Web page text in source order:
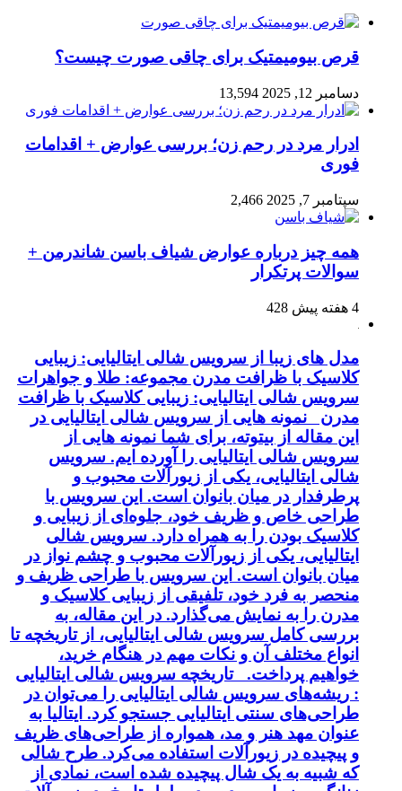
قرص بیومیمتیک برای چاقی صورت چیست؟
دسامبر 12, 2025 13,594
ادرار مرد در رحم زن؛ بررسی عوارض + اقدامات
فوری
سپتامبر 7, 2025 2,466
همه چیز درباره عوارض شیاف باسن شاندرمن +
سوالات پرتکرار
4 هفته پیش 428
مدل های زیبا از سرویس شالی ایتالیایی: زیبایی
کلاسیک با ظرافت مدرن مجموعه: طلا و جواهرات
سرویس شالی ایتالیایی: زیبایی کلاسیک با ظرافت
مدرن نمونه هایی از سرویس شالی ایتالیایی در
این مقاله از بیتوته، برای شما نمونه هایی از
سرویس شالی ایتالیایی را آورده ایم. سرویس
شالی ایتالیایی، یکی از زیورآلات محبوب و
پرطرفدار در میان بانوان است. این سرویس با
طراحی خاص و ظریف خود، جلوه‌ای از زیبایی و
کلاسیک بودن را به همراه دارد. سرویس شالی
ایتالیایی، یکی از زیورآلات محبوب و چشم نواز در
میان بانوان است. این سرویس با طراحی ظریف و
منحصر به فرد خود، تلفیقی از زیبایی کلاسیک و
مدرن را به نمایش می‌گذارد. در این مقاله، به
بررسی کامل سرویس شالی ایتالیایی، از تاریخچه تا
انواع مختلف آن و نکات مهم در هنگام خرید،
خواهیم پرداخت. تاریخچه سرویس شالی ایتالیایی
: ریشه‌های سرویس شالی ایتالیایی را می‌توان در
طراحی‌های سنتی ایتالیایی جستجو کرد. ایتالیا به
عنوان مهد هنر و مد، همواره از طراحی‌های ظریف
و پیچیده در زیورآلات استفاده می‌کرد. طرح شالی
که شبیه به یک شال پیچیده شده است، نمادی از